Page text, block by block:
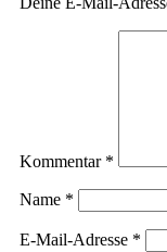
Kommentar *
Name *
E-Mail-Adresse *